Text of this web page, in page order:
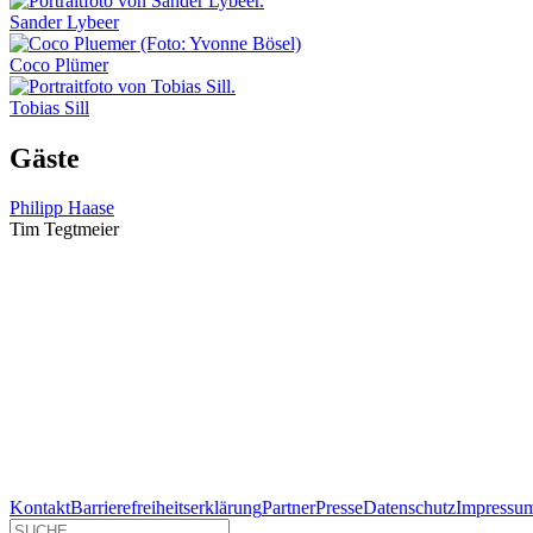
Sander Lybeer
Coco Plümer
Tobias Sill
Gäste
Philipp Haase
Tim Tegtmeier
KontaktBarrierefreiheitserklärungPartnerPresseDatenschutz